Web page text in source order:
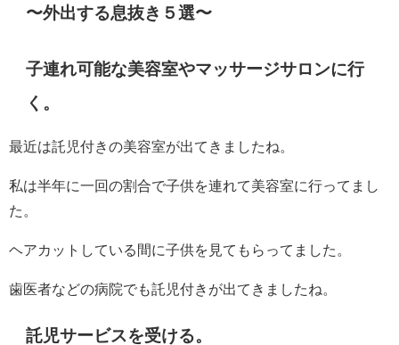
〜外出する息抜き５選〜
子連れ可能な美容室やマッサージサロンに行
く。
最近は託児付きの美容室が出てきましたね。
私は半年に一回の割合で子供を連れて美容室に行ってまし
た。
ヘアカットしている間に子供を見てもらってました。
歯医者などの病院でも託児付きが出てきましたね。
託児サービスを受ける。